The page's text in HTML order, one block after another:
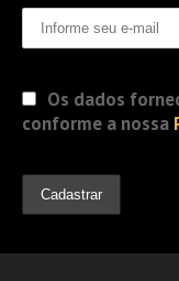
Os dados
conforme a nossa